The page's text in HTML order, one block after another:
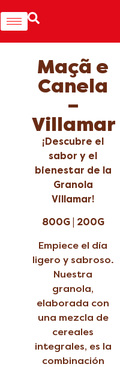
Maçã e
Canela
–
Villamar
¡Descubre el
sabor y el
bienestar de la
Granola
Villamar!
800G | 200G
Empiece el día
ligero y sabroso.
Nuestra
granola,
elaborada con
una mezcla de
cereales
integrales, es la
combinación